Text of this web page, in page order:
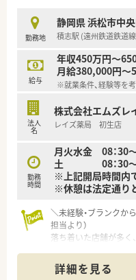
すい企業を目指してい
【勤務実態について】
■年間休日は123日と
も大切にできる環境で
■全社平均の残業時間
バランスを重視できま
休暇を取得する社風で
■まずは勤務薬剤師と
師や店長を目指せます
■公募制によりエリア
アへ挑戦することが可
ての道も選択できます
勤務地
静岡県 浜松市中
積志駅 (遠州鉄道鉄道
給与
年収450万円～
月給380,000円～
※就業条件、経験等を考
法人
名
株式会社エムズレ
レイズ薬局 初生店
勤務
時間
月火水金 08：30
土 08：30～
※上記開局時間内
※休憩は法定通り
＼未経験・ブランクか
担当より）
落ち着いた店舗が多く
験が浅い方でも安心し
詳細を見る